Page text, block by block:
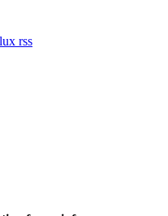
rss